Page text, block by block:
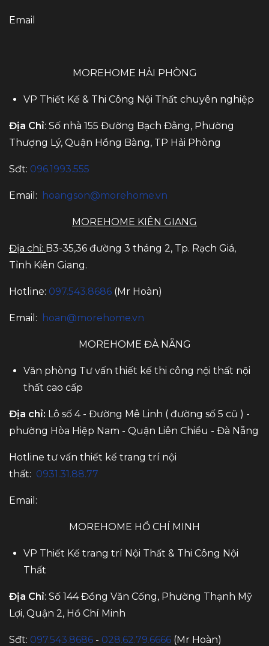
Email
MOREHOME HẢI PHÒNG
VP Thiết Kế & Thi Công Nội Thất chuyên nghiệp
Địa Chỉ: Số nhà 155 Đường Bạch Đằng, Phường
Thượng Lý, Quận Hồng Bàng, TP Hải Phòng
Sđt: 096.1993.555
Email: hoangson@morehome.vn
MOREHOME KIÊN GIANG
Địa chỉ: B3-35,36 đường 3 tháng 2, Tp. Rạch Giá,
Tỉnh Kiên Giang.
Hotline: 097.543.8686 (Mr Hoàn)
Email: hoan@morehome.vn
MOREHOME ĐÀ NẴNG
Văn phòng Tư vấn thiết kế thi công nội thất nội
thất cao cấp
Địa chỉ: Lô số 4 - Đường Mê Linh ( đường số 5 cũ ) -
phường Hòa Hiệp Nam - Quận Liên Chiểu - Đà Nẵng
Hotline tư vấn thiết kế trang trí nội
thất: 0931.31.88.77
Email:
MOREHOME HỒ CHÍ MINH
VP Thiết Kế trang trí Nội Thất & Thi Công Nội
Thất
Địa Chỉ: Số 144 Đồng Văn Cống, Phường Thạnh Mỹ
Lợi, Quận 2, Hồ Chí Minh
Sđt: 097.543.8686 - 028.62.79.6666 (Mr Hoàn)